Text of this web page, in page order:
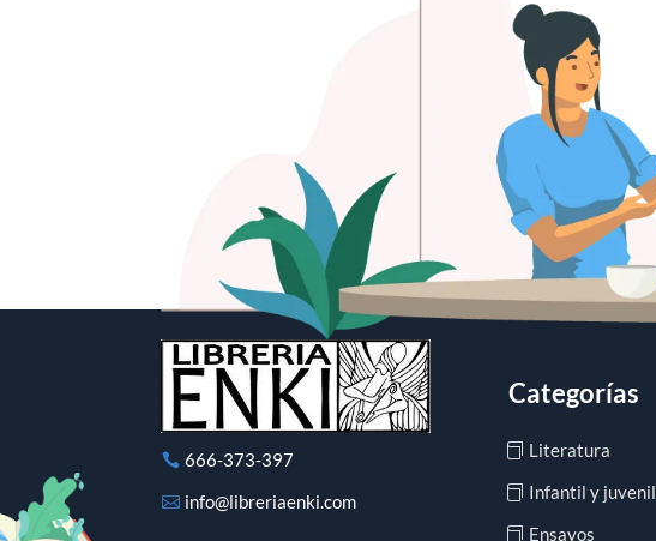
666-373-397
info@libreriaenki.com
Categorías
Literatura
Infantil y juvenil
Ensayos